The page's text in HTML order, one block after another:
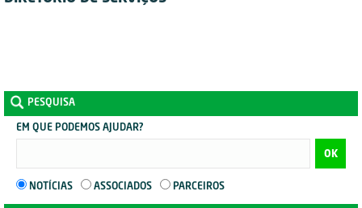
PESQUISA
EM QUE PODEMOS AJUDAR?
OK
NOTÍCIAS ASSOCIADOS PARCEIROS